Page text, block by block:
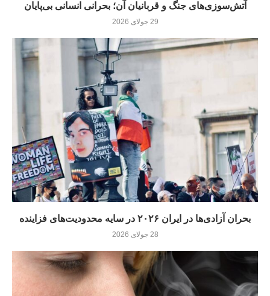
آتش‌سوزی‌های جنگ و قربانیان آن؛ بحرانی انسانی بی‌پایان
29 جولای 2026
بحران آزادی‌ها در ایران ۲۰۲۶ در سایه محدودیت‌های فزاینده
28 جولای 2026